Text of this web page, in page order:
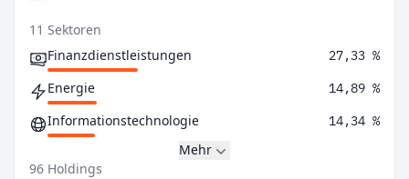
11 Sektoren
Finanzdienstleistungen
27,33 %
Energie 14,89 %
Informationstechnologie 14,34 %
Mehr
96 Holdings